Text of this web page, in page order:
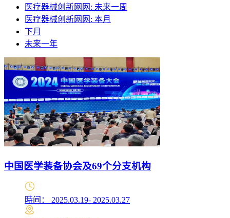
医疗器械创新网网: 未来一周
医疗器械创新网网: 本月
下月
未来一年
中国医学装备协会及69个分支机构
時间： 2025.03.19- 2025.03.27